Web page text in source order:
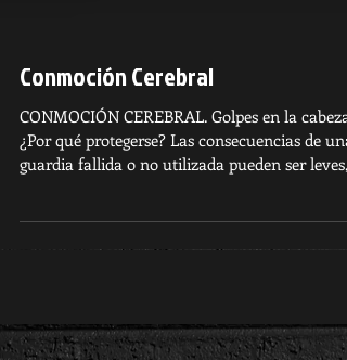
Conmoción Cerebral
CONMOCIÓN CEREBRAL. Golpes en la cabeza y
¿Por qué protegerse? Las consecuencias de una